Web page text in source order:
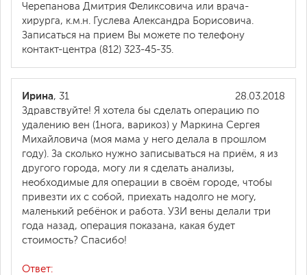
Черепанова Дмитрия Феликсовича или врача-
хирурга, к.м.н. Гуслева Александра Борисовича.
Записаться на прием Вы можете по телефону
контакт-центра (812) 323-45-35.
28.03.2018
Ирина, 31
Здравствуйте! Я хотела бы сделать операцию по
удалению вен (1нога, варикоз) у Маркина Сергея
Михайловича (моя мама у него делала в прошлом
году). За сколько нужно записываться на приём, я из
другого города, могу ли я сделать анализы,
необходимые для операции в своём городе, чтобы
привезти их с собой, приехать надолго не могу,
маленький ребёнок и работа. УЗИ вены делали три
года назад, операция показана, какая будет
стоимость? Спасибо!
Ответ: